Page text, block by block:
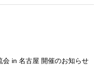
会 in 名古屋 開催のお知らせ